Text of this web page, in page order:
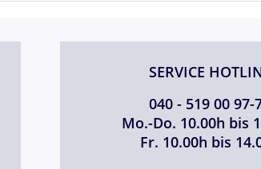
SERVICE
040 - 519 00 97-
Mo.-Do. 10.00h bis
Fr. 10.00h bis